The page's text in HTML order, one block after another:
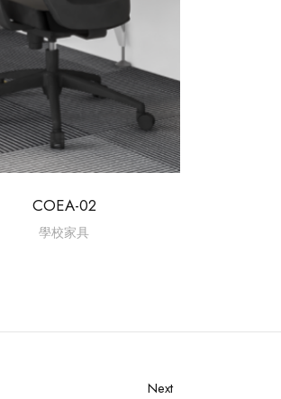
COEA-02
學校家具
Next